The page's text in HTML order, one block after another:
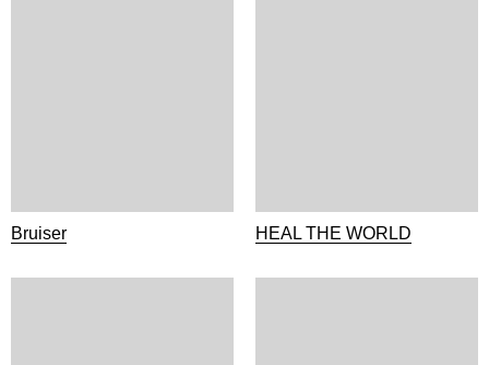
Bruiser HEAL THE WORLD